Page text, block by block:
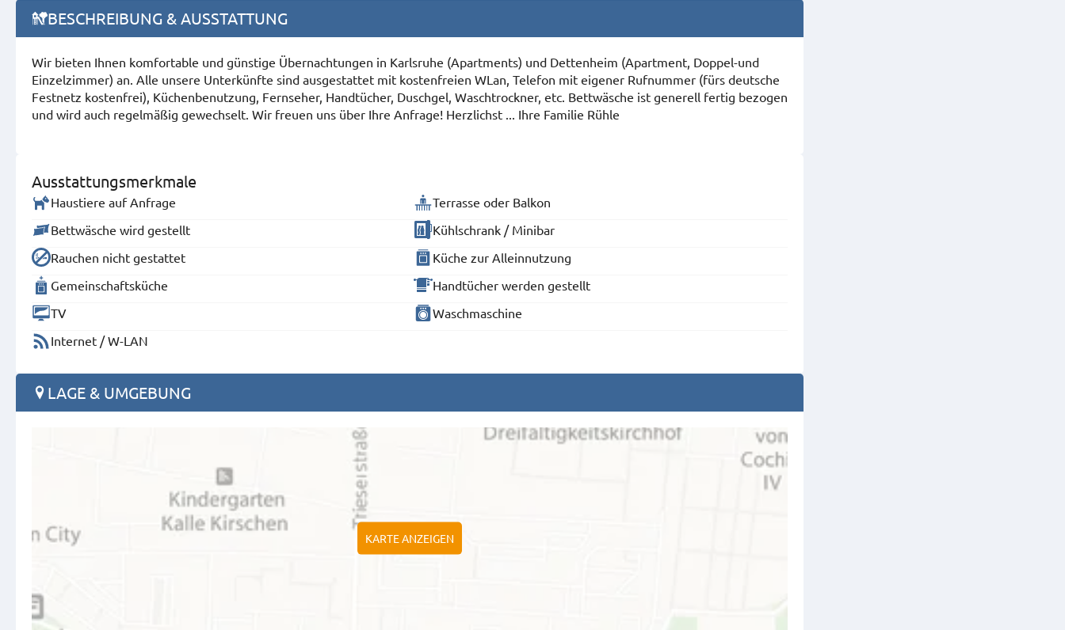
BESCHREIBUNG & AUSSTATTUNG
Wir bieten Ihnen komfortable und günstige Übernachtungen in Karlsruhe (Apartments) und Dettenheim (Apartment, Doppel-und
Einzelzimmer) an. Alle unsere Unterkünfte sind ausgestattet mit kostenfreien WLan, Telefon mit eigener Rufnummer (fürs deutsche
Festnetz kostenfrei), Küchenbenutzung, Fernseher, Handtücher, Duschgel, Waschtrockner, etc. Bettwäsche ist generell fertig bezogen
und wird auch regelmäßig gewechselt. Wir freuen uns über Ihre Anfrage! Herzlichst ... Ihre Familie Rühle
Ausstattungsmerkmale
Haustiere auf Anfrage
Terrasse oder Balkon
Bettwäsche wird gestellt
Kühlschrank / Minibar
Rauchen nicht gestattet
Küche zur Alleinnutzung
Gemeinschaftsküche
Handtücher werden gestellt
TV
Waschmaschine
Internet / W-LAN
LAGE & UMGEBUNG
KARTE ANZEIGEN